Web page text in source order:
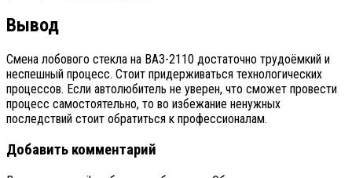
Вывод
Смена лобового стекла на ВАЗ-2110 достаточно трудоёмкий и
неспешный процесс. Стоит придерживаться технологических
процессов. Если автолюбитель не уверен, что сможет провести
процесс самостоятельно, то во избежание ненужных
последствий стоит обратиться к профессионалам.
Добавить комментарий